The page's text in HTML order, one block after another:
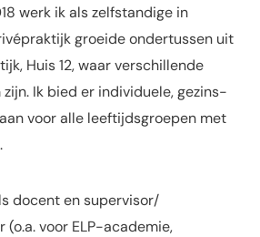
werk ik als zelfstandige in
groeide ondertussen uit
Huis 12, waar verschillende
zijn. Ik bied er individuele, gezins-
voor alle leeftijdsgroepen met
docent en supervisor/
voor ELP-academie,